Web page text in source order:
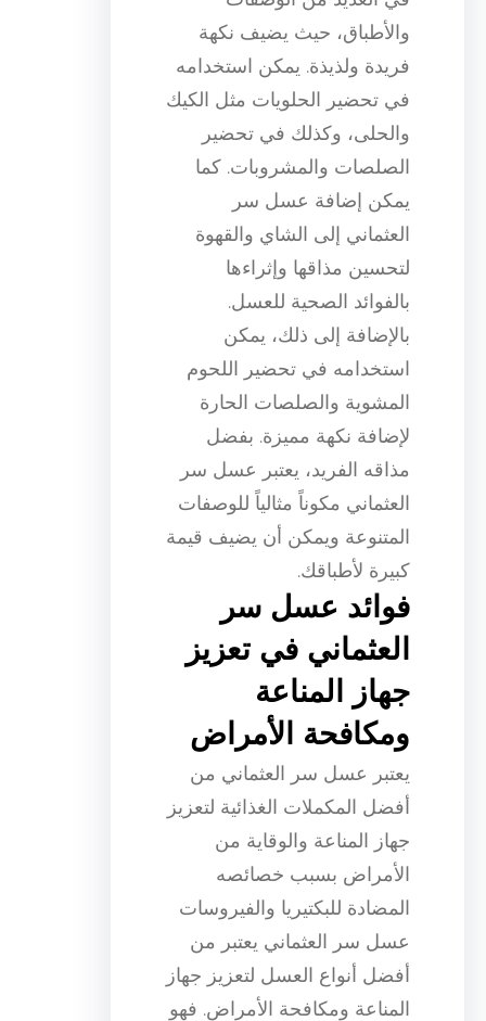
والأطباق، حيث يضيف نكهة
فريدة ولذيذة. يمكن استخدامه
في تحضير الحلويات مثل الكيك
والحلى، وكذلك في تحضير
الصلصات والمشروبات. كما
يمكن إضافة عسل سر
العثماني إلى الشاي والقهوة
لتحسين مذاقها وإثراءها
بالفوائد الصحية للعسل.
بالإضافة إلى ذلك، يمكن
استخدامه في تحضير اللحوم
المشوية والصلصات الحارة
لإضافة نكهة مميزة. بفضل
مذاقه الفريد، يعتبر عسل سر
العثماني مكوناً مثالياً للوصفات
المتنوعة ويمكن أن يضيف قيمة
كبيرة لأطباقك.
فوائد عسل سر
العثماني في تعزيز
جهاز المناعة
ومكافحة الأمراض
يعتبر عسل سر العثماني من
أفضل المكملات الغذائية لتعزيز
جهاز المناعة والوقاية من
الأمراض بسبب خصائصه
المضادة للبكتيريا والفيروسات
عسل سر العثماني يعتبر من
أفضل أنواع العسل لتعزيز جهاز
المناعة ومكافحة الأمراض. فهو